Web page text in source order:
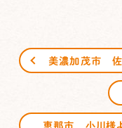
美濃加茂市 佐
恵那市 小川様